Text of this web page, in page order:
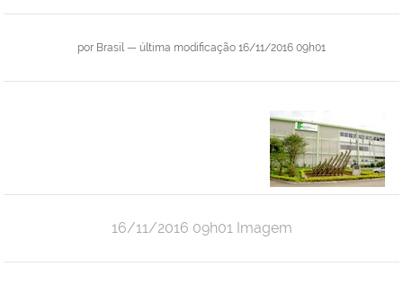
por Brasil— última modificação 16/11/2016 09h01
16/11/2016 09h01 Imagem